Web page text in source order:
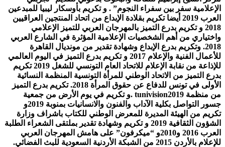
الإعلامية سفر بين سفراء النجوم” . و تكريم بأوسكار ليبيا للمبدعين
العرب 2019 أيضا تكريم بقلادة الإبداع من اتحاد المنتجين العراقيين
2018 و تكريم بدرع التميز بالمهرجان العربي للتميز الإعلامي
واختياري من أهم الشخصيات الإعلامية المؤثرة في الشارع العربي
2018. وتكريم بدرع الإبداع وشهادة تقدير من مونديال القاهرة
للأعمال الفنية والإعلام 2017 و تكريم بدرع التميز في اليوم العالمي
للإذاعة من نقابة الإعلام للاتحاد العام التونسي للشغل 2019 تكريم
بدرع التميز من الاتحاد الوطني للمرأة التونسية المنظمة النسائية
الأولى في تونس للدفاع عن حقوق المرأة 2018. تكريم بدرع التميز
من منظمة tunivision2019 .و تكريم في يوم الأرض من جمعية
جسور التواصل بكلية الآداب والفنون والانسانيات بمنوبة 2019و
تكريم من الهيئة المديرة للمعرض الوطني للكتاب باشراف وزارة
الشؤون الثقافية 2019 و تكريم وشهادة تقدير بملتقى الشعراء الطلبة
العرب 2016 و2010و “ميكرفون” على هامش المهرجان العربي
للإعلام بالأردن 2015 من الشبكة الأردنية السعودية للبث الفضائي.